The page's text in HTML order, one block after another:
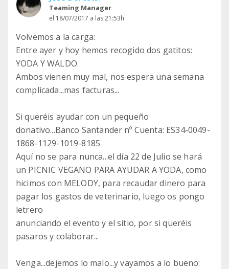
Teaming Manager
el 18/07/2017 a las 21:53h
Volvemos a la carga:
Entre ayer y hoy hemos recogido dos gatitos:
YODA Y WALDO.
Ambos vienen muy mal, nos espera una semana
complicada...mas facturas...
Si queréis ayudar con un pequeño
donativo...Banco Santander nº Cuenta: ES34-0049-
1868-1129-1019-8185
Aquí no se para nunca...el día 22 de Julio se hará
un PICNIC VEGANO PARA AYUDAR A YODA, como
hicimos con MELODY, para recaudar dinero para
pagar los gastos de veterinario, luego os pongo
letrero
anunciando el evento y el sitio, por si queréis
pasaros y colaborar...
Venga...dejemos lo malo...y vayamos a lo bueno: